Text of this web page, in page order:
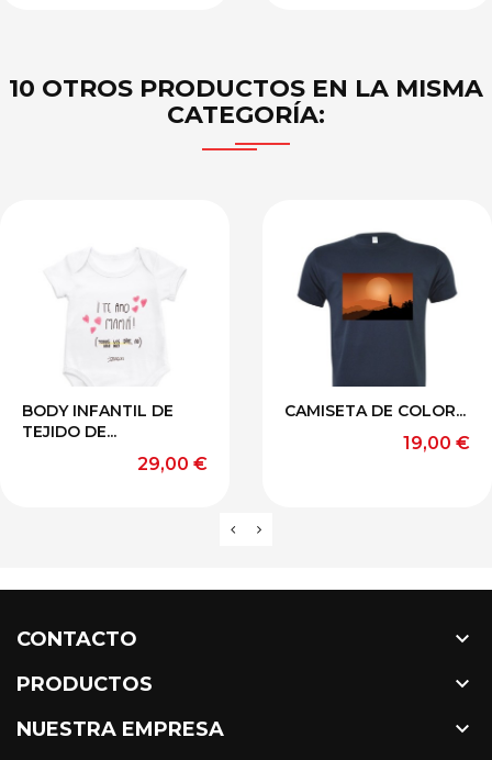
10 OTROS PRODUCTOS EN LA MISMA
CATEGORÍA:
BODY INFANTIL DE
TEJIDO DE...
Precio
29,00 €
amarilloarenaCELESTEBURDEO
CAMISETA DE COLOR...
Precio
19,00 €
CONTACTO 
PRODUCTOS 
NUESTRA EMPRESA 